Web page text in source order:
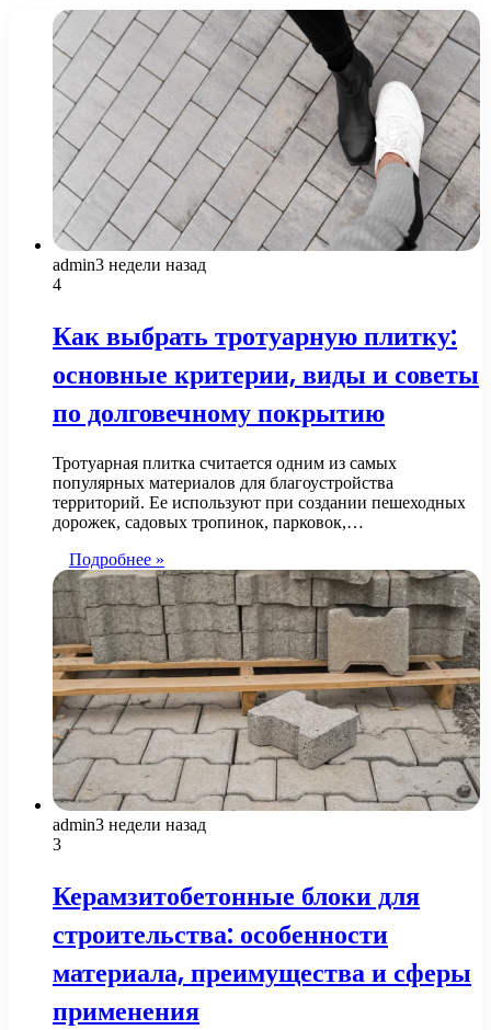
admin3 недели назад
4
Как выбрать тротуарную плитку:
основные критерии, виды и советы
по долговечному покрытию
Тротуарная плитка считается одним из самых
популярных материалов для благоустройства
территорий. Ее используют при создании пешеходных
дорожек, садовых тропинок, парковок,…
Подробнее »
admin3 недели назад
3
Керамзитобетонные блоки для
строительства: особенности
материала, преимущества и сферы
применения